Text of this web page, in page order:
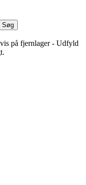
Søg
på fjernlager - Udfyld